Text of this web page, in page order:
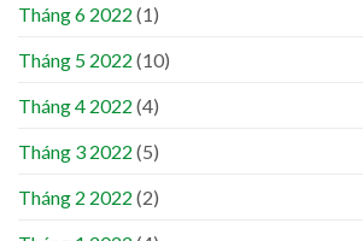
Tháng 6 2022 (1)
Tháng 5 2022 (10)
Tháng 4 2022 (4)
Tháng 3 2022 (5)
Tháng 2 2022 (2)